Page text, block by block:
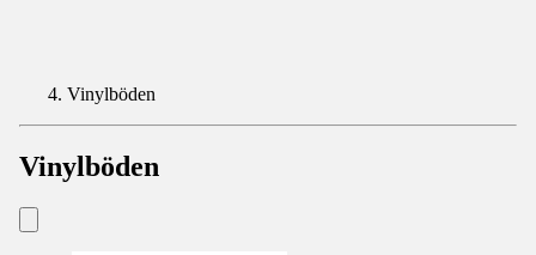
Vinylböden
Vinylböden